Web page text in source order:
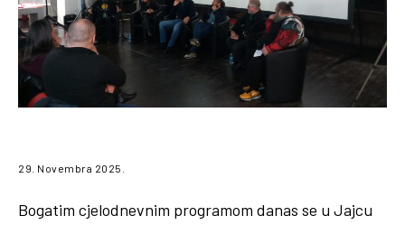
29. Novembra 2025.
Bogatim cjelodnevnim programom danas se u Jajcu